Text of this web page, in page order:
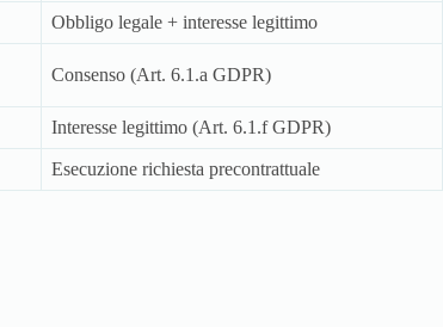
Obbligo legale + interesse legittimo
Consenso (Art. 6.1.a GDPR)
Interesse legittimo (Art. 6.1.f GDPR)
Esecuzione richiesta precontrattuale